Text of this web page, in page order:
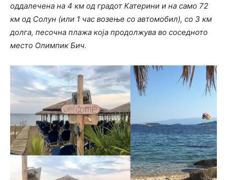
оддалечена на 4 км од градот Катерини и на само 72
км од Солун (или 1 час возење со автомобил), со 3 км
долга, песочна плажа која продолжува во соседнотo
место Олимпик Бич.